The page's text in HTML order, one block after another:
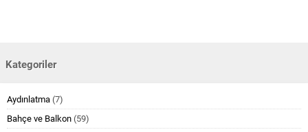
Kategoriler
Aydınlatma (7)
Bahçe ve Balkon (59)